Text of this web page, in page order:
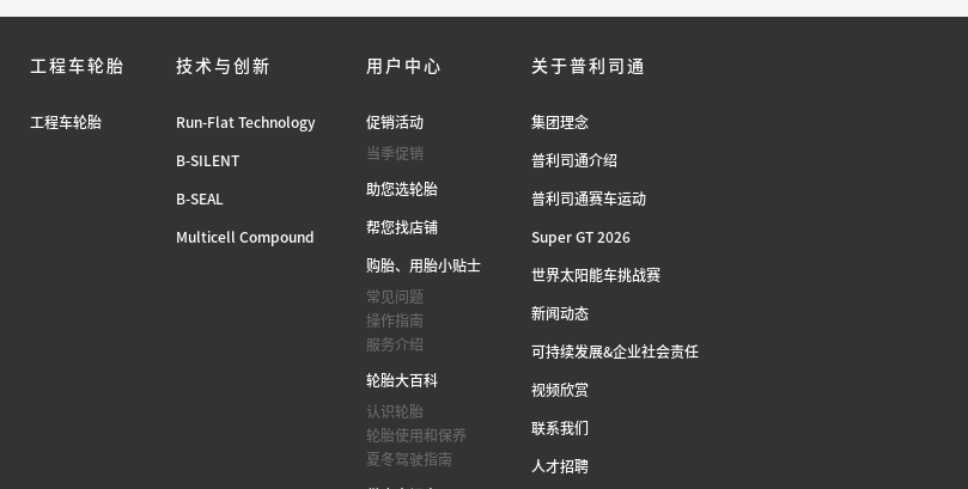
工程车轮胎
工程车轮胎
技术与创新
Run-Flat Technology
B-SILENT
B-SEAL
Multicell Compound
用户中心
促销活动
当季促销
助您选轮胎
帮您找店铺
购胎、用胎小贴士
常见问题
操作指南
服务介绍
轮胎大百科
认识轮胎
轮胎使用和保养
夏冬驾驶指南
关于普利司通
集团理念
普利司通介绍
普利司通赛车运动
Super GT 2026
世界太阳能车挑战赛
新闻动态
可持续发展&企业社会责任
视频欣赏
联系我们
人才招聘